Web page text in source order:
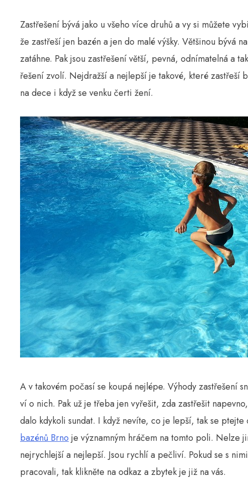
Zastřešení bývá jako u všeho více druhů a vy si můžete
že zastřeší jen bazén a jen do malé výšky. Většinou bývá
zatáhne. Pak jsou zastřešení větší, pevná, odnímatelná a
řešení zvolí. Nejdražší a nejlepší je takové, které zastřeší
na dece i když se venku čerti žení.
A v takovém počasí se koupá nejlépe. Výhody zastřešení
ví o nich. Pak už je třeba jen vyřešit, zda zastřešit
dalo kdykoli sundat. I když nevíte, co je lepší, tak se
bazénů Brno je významným hráčem na tomto poli. Nelze
nejrychlejší a nejlepší. Jsou rychlí a pečliví. Pokud se s
pracovali, tak klikněte na odkaz a zbytek je již na vás.